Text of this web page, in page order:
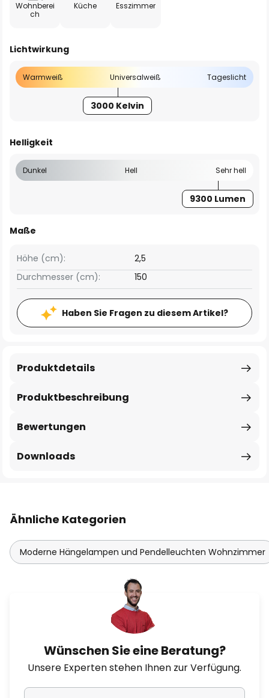
Wohnberei
ch
Küche Esszimmer
Lichtwirkung
Warmweiß Universalweiß Tageslicht
3000 Kelvin
Helligkeit
Dunkel Hell Sehr hell
9300 Lumen
Maße
Höhe (cm):
2,5
Durchmesser (cm):
150
Haben Sie Fragen zu diesem Artikel?
Produktbeschreibung
Produktdetails
Bewertungen
Downloads
Ähnliche Kategorien
Moderne Hängelampen und Pendelleuchten Wohnzimmer
Wünschen Sie eine Beratung?
Unsere Experten stehen Ihnen zur Verfügung.